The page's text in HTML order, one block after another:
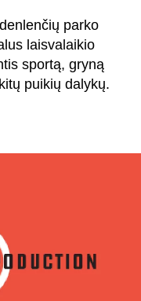
parko
laisvalaikio
sportą, gryną
puikių dalykų.